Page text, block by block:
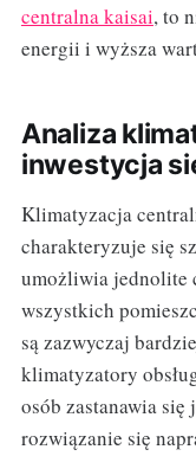
centralna kaisai, to
energii i wyższa
Analiza
inwestycja
Klimatyzacja
charakteryzuje się
umożliwia jednolite
wszystkich
są zazwyczaj
klimatyzatory
osób zastanawia
rozwiązanie się